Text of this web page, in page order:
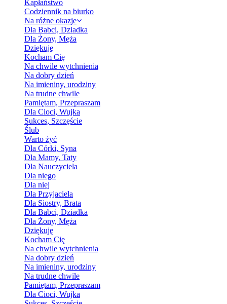
Kapłaństwo
Codziennik na biurko
Na różne okazje
Dla Babci, Dziadka
Dla Żony, Męża
Dziękuję
Kocham Cię
Na chwile wytchnienia
Na dobry dzień
Na imieniny, urodziny
Na trudne chwile
Pamiętam, Przepraszam
Dla Cioci, Wujka
Sukces, Szczęście
Ślub
Warto żyć
Dla Córki, Syna
Dla Mamy, Taty
Dla Nauczyciela
Dla niego
Dla niej
Dla Przyjaciela
Dla Siostry, Brata
Dla Babci, Dziadka
Dla Żony, Męża
Dziękuję
Kocham Cię
Na chwile wytchnienia
Na dobry dzień
Na imieniny, urodziny
Na trudne chwile
Pamiętam, Przepraszam
Dla Cioci, Wujka